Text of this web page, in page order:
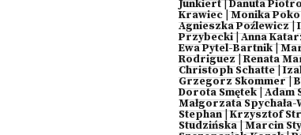
Junkiert|Danuta
Krawiec |Monika
Agnieszka Poźlewicz|
Przybecki|Anna
Ewa Pytel-Bartnik|
Rodriguez|Renata
Christoph Schatte|
Grzegorz Skommer|
Dorota Smętek|Adam
Małgorzata
Stephan|Krzysztof
Studzińska|Marcin